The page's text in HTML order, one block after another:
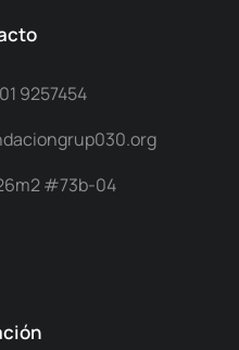
9257454
#73b-04